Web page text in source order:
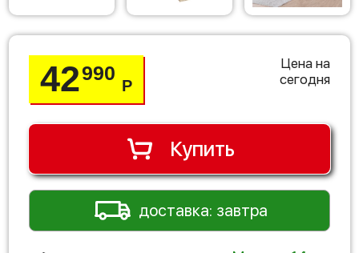
42990
Р
Цена на
сегодня
Купить
доставка: завтра